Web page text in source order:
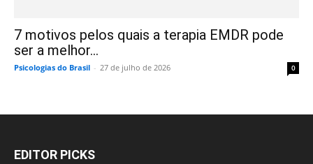
7 motivos pelos quais a terapia EMDR pode
ser a melhor...
Psicologias do Brasil - 27 de julho de 2026 0
EDITOR PICKS